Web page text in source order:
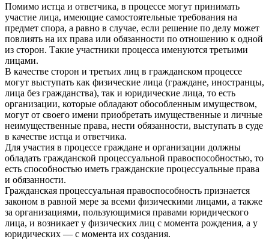
Помимо истца и ответчика, в процессе могут принимать
участие лица, имеющие самостоятельные требования на
предмет спора, а равно в случае, если решение по делу может
повлиять на их права или обязанности по отношению к одной
из сторон. Такие участники процесса именуются третьими
лицами.
В качестве сторон и третьих лиц в гражданском процессе
могут выступать как физические лица (граждане, иностранцы,
лица без гражданства), так и юридические лица, то есть
организации, которые обладают обособленным имуществом,
могут от своего имени приобретать имущественные и личные
неимущественные права, нести обязанности, выступать в суде
в качестве истца и ответчика.
Для участия в процессе граждане и организации должны
обладать гражданской процессуальной правоспособностью, то
есть способностью иметь гражданские процессуальные права
и обязанности.
Гражданская процессуальная правоспособность признается
законом в равной мере за всеми физическими лицами, а также
за организациями, пользующимися правами юридического
лица, и возникает у физических лиц с момента рождения, а у
юридических — с момента их создания.